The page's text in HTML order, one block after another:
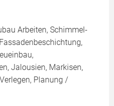
Arbeiten, Schimmel-
Jalousien, Markisen,
Planung /